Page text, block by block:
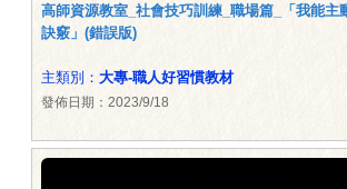
高師資源教室_社會技巧訓練_職場篇_「我能主
訣竅」(錯誤版)
主類別： 大專-職人好習慣教材
發佈日期：2023/9/18